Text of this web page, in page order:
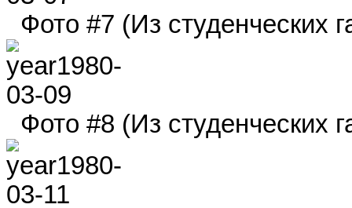
Фото #7 (Из студенческих
Фото #8 (Из студенческих